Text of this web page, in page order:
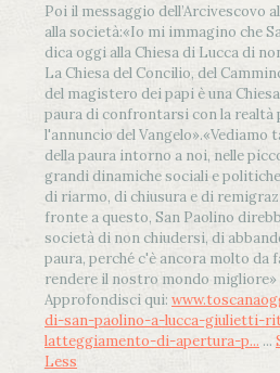
Poi il messaggio dell’Arcivescovo
alla società:«Io mi immagino che
dica oggi alla Chiesa di Lucca di
La Chiesa del Concilio, del
del magistero dei papi è una
paura di confrontarsi con la realtà
l'annuncio del Vangelo».«Vediamo
della paura intorno a noi, nelle
grandi dinamiche sociali e
di riarmo, di chiusura e di
fronte a questo, San Paolino
società di non chiudersi, di
paura, perché c'è ancora molto da
rendere il nostro mondo migliore»
Approfondisci qui:
di-san-paolino-a-lucca-giulietti-
latteggiamento-di-apertura-p... ...
Less